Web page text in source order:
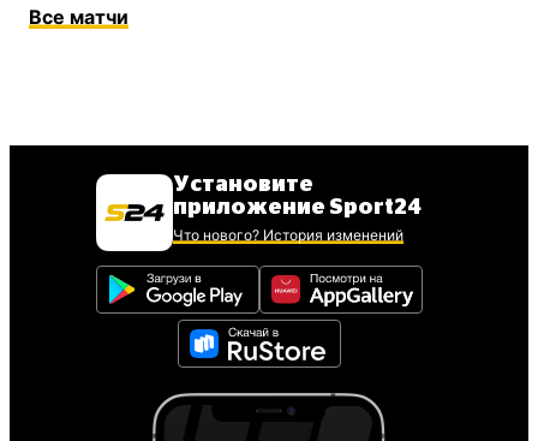
Все матчи
Установите
приложение Sport24
Что нового? История изменений